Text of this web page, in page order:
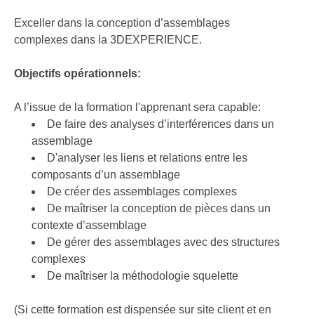
Exceller dans la conception d’assemblages
complexes dans la 3DEXPERIENCE.
Objectifs opérationnels:
A l’issue de la formation l'apprenant sera capable:
De faire des analyses d’interférences dans un
assemblage
D'analyser les liens et relations entre les
composants d’un assemblage
De créer des assemblages complexes
De maîtriser la conception de pièces dans un
contexte d’assemblage
De gérer des assemblages avec des structures
complexes
De maîtriser la méthodologie squelette
(Si cette formation est dispensée sur site client et en